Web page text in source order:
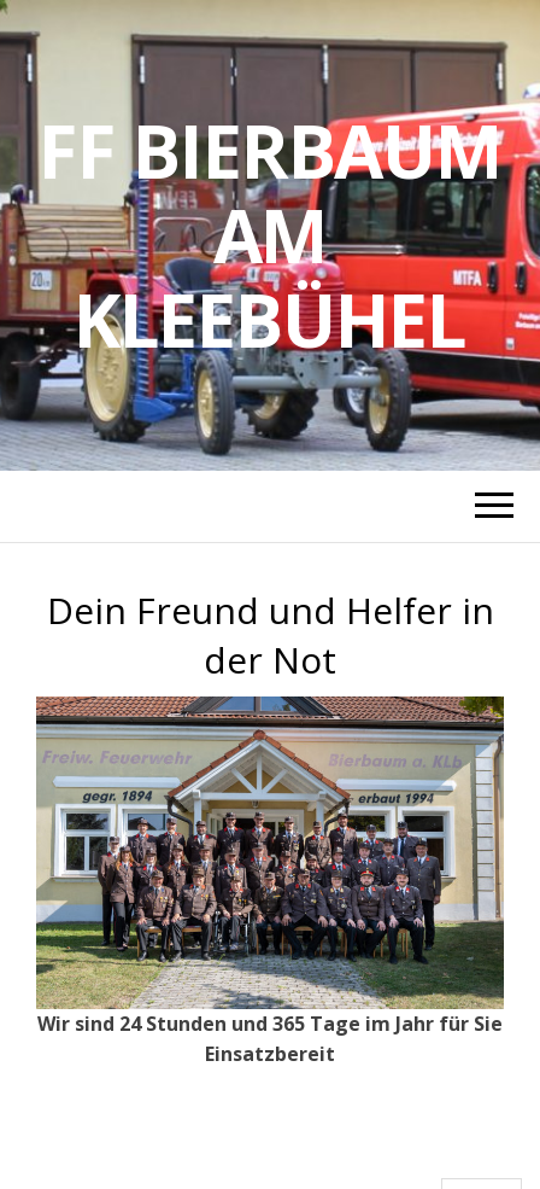
FF BIERBAUM
AM
KLEEBÜHEL
Dein Freund und Helfer in
der Not
Wir sind 24 Stunden und 365 Tage im Jahr für Sie
Einsatzbereit